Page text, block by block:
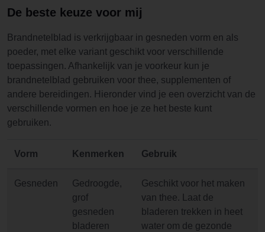
De beste keuze voor mij
Brandnetelblad is verkrijgbaar in gesneden vorm en als
poeder, met elke variant geschikt voor verschillende
toepassingen. Afhankelijk van je voorkeur kun je
brandnetelblad gebruiken voor thee, supplementen of
andere bereidingen. Hieronder vind je een overzicht van de
verschillende vormen en hoe je ze het beste kunt
gebruiken.
Vorm Kenmerken Gebruik
Gesneden
Gedroogde,
grof
gesneden
bladeren
Geschikt voor het maken
van thee. Laat de
bladeren trekken in heet
water om de gezonde